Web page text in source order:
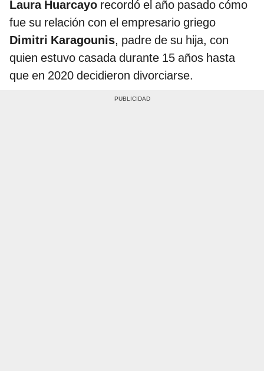
Laura Huarcayo recordó el año pasado cómo
fue su relación con el empresario griego
Dimitri Karagounis, padre de su hija, con
quien estuvo casada durante 15 años hasta
que en 2020 decidieron divorciarse.